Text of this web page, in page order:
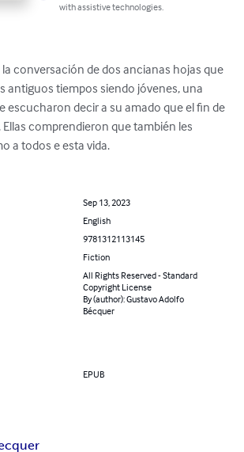
with assistive technologies.
conversación de dos ancianas hojas que
antiguos tiempos siendo jóvenes, una
escucharon decir a su amado que el fin de
comprendieron que también les
a todos e esta vida.
Sep 13, 2023
English
9781312113145
Fiction
All Rights Reserved - Standard
Copyright License
By (author): Gustavo Adolfo
Bécquer
EPUB